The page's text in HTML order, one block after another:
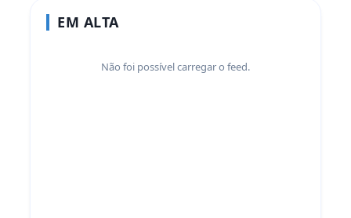
EM ALTA
Não foi possível carregar o feed.